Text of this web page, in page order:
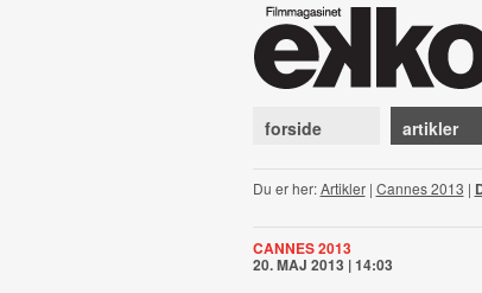
forside artikler
Du er her:Artikler| Cannes 2013 |
CANNES 2013
20. MAJ 2013 | 14:03